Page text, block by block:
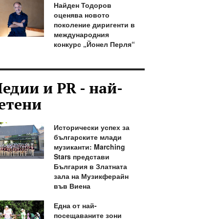
Найден Тодоров
оценява новото
поколение диригенти в
международния
конкурс „Йонел Перля“
и PR - най-
Исторически успех за
българските млади
музиканти: Marching
Stars представи
България в Златната
зала на Музикферайн
във Виена
Една от най-
посещаваните зони